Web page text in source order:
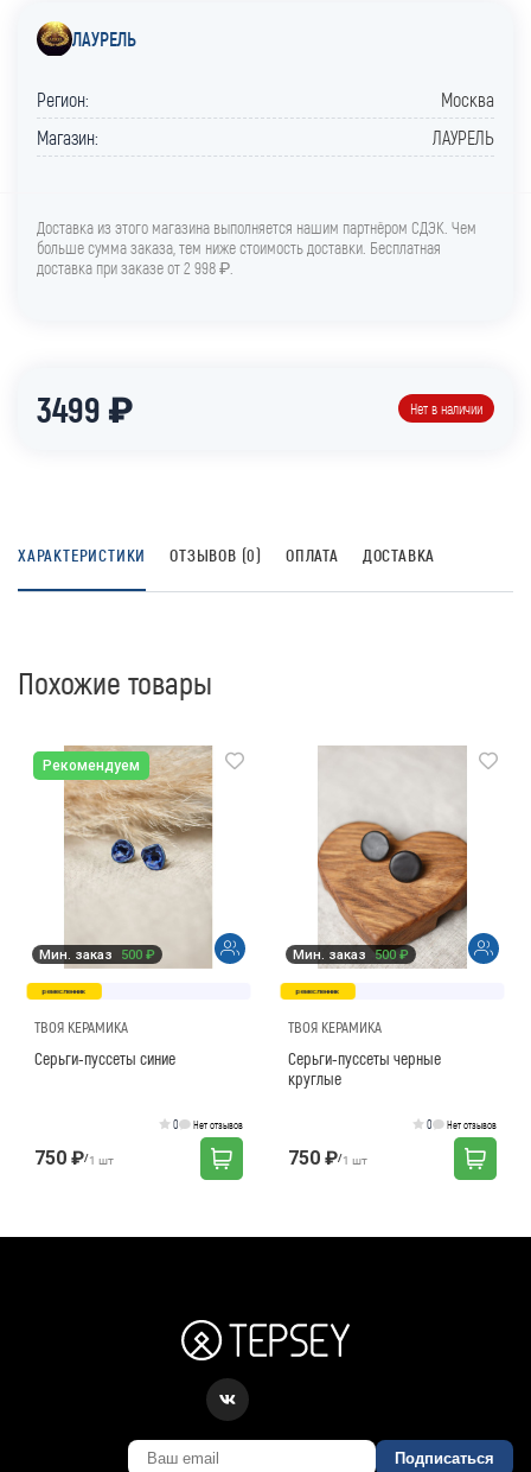
ЛАУРЕЛЬ
Регион:
Москва
Магазин:
ЛАУРЕЛЬ
Доставка из этого магазина выполняется нашим партнёром СДЭК. Чем
больше сумма заказа, тем ниже стоимость доставки. Бесплатная
доставка при заказе от 2 998 ₽.
3499 ₽ Нет в наличии
ХАРАКТЕРИСТИКИ ОТЗЫВОВ (0) ОПЛАТА ДОСТАВКА
Похожие товары
Рекомендуем
Мин. заказ 500 ₽
ремесленник
ТВОЯ КЕРАМИКА
Серьги-пуссеты синие
0 Нет отзывов
750 ₽/1 шт
Мин. заказ 500 ₽
ремесленник
ТВОЯ КЕРАМИКА
Серьги-пуссеты черные
круглые
0 Нет отзывов
750 ₽/1 шт
Подписаться